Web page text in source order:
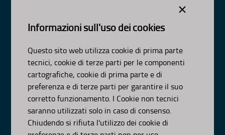
×
Informazioni sull'uso dei cookies
Questo sito web utilizza cookie di prima parte
tecnici, cookie di terze parti per le componenti
cartografiche, cookie di prima parte e di
preferenza e di terze parti per garantire il suo
corretto funzionamento. I Cookie non tecnici
saranno utilizzati solo in caso di consenso.
Chiudendo si rifiuta l'utilizzo dei cookie di
Dipartimento Ambiente, Paesaggio e Qualità Urbana
scrivici:email-pec
© Regione Puglia
Organizzazione
Pianificazione
Programmazione